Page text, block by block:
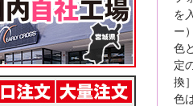
を
ー
色
定
換
色